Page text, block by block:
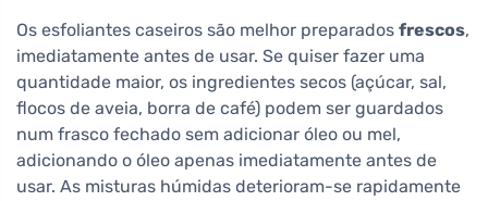
Os esfoliantes caseiros são melhor preparados frescos,
imediatamente antes de usar. Se quiser fazer uma
quantidade maior, os ingredientes secos (açúcar, sal,
flocos de aveia, borra de café) podem ser guardados
num frasco fechado sem adicionar óleo ou mel,
adicionando o óleo apenas imediatamente antes de
usar. As misturas húmidas deterioram-se rapidamente